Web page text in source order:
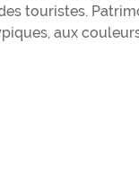
touristes.
aux